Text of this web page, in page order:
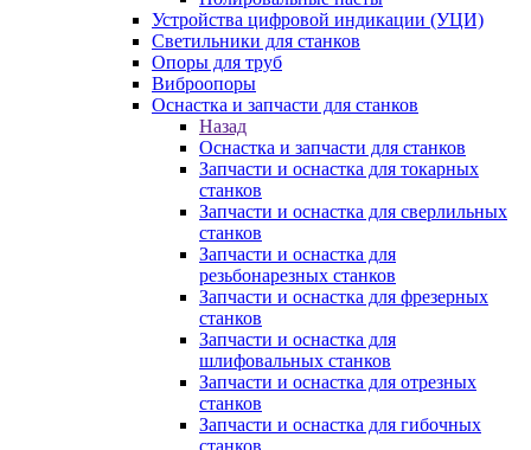
Устройства цифровой индикации (УЦИ)
Светильники для станков
Опоры для труб
Виброопоры
Оснастка и запчасти для станков
Назад
Оснастка и запчасти для станков
Запчасти и оснастка для токарных
станков
Запчасти и оснастка для сверлильных
станков
Запчасти и оснастка для
резьбонарезных станков
Запчасти и оснастка для фрезерных
станков
Запчасти и оснастка для
шлифовальных станков
Запчасти и оснастка для отрезных
станков
Запчасти и оснастка для гибочных
станков